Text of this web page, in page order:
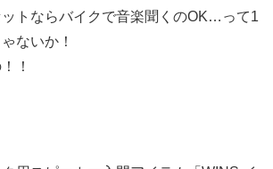
トならバイクで音楽聞くのOK…って1
ないか！
！